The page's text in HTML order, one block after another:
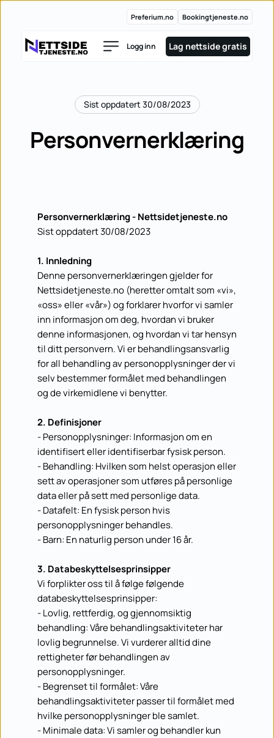
Preferium.no Bookingtjeneste.no
Logg inn Lag nettside gratis
Sist oppdatert 30/08/2023
Personvernerklæring
Personvernerklæring - Nettsidetjeneste.no
Sist oppdatert 30/08/2023
1. Innledning
Denne personvernerklæringen gjelder for
Nettsidetjeneste.no (heretter omtalt som «vi»,
«oss» eller «vår») og forklarer hvorfor vi samler
inn informasjon om deg, hvordan vi bruker
denne informasjonen, og hvordan vi tar hensyn
til ditt personvern. Vi er behandlingsansvarlig
for all behandling av personopplysninger der vi
selv bestemmer formålet med behandlingen
og de virkemidlene vi benytter.
2. Definisjoner
- Personopplysninger: Informasjon om en
identifisert eller identifiserbar fysisk person.
- Behandling: Hvilken som helst operasjon eller
sett av operasjoner som utføres på personlige
data eller på sett med personlige data.
- Datafelt: En fysisk person hvis
personopplysninger behandles.
- Barn: En naturlig person under 16 år.
3. Databeskyttelsesprinsipper
Vi forplikter oss til å følge følgende
databeskyttelsesprinsipper:
- Lovlig, rettferdig, og gjennomsiktig
behandling: Våre behandlingsaktiviteter har
lovlig begrunnelse. Vi vurderer alltid dine
rettigheter før behandlingen av
personopplysninger.
- Begrenset til formålet: Våre
behandlingsaktiviteter passer til formålet med
hvilke personopplysninger ble samlet.
- Minimale data: Vi samler og behandler kun